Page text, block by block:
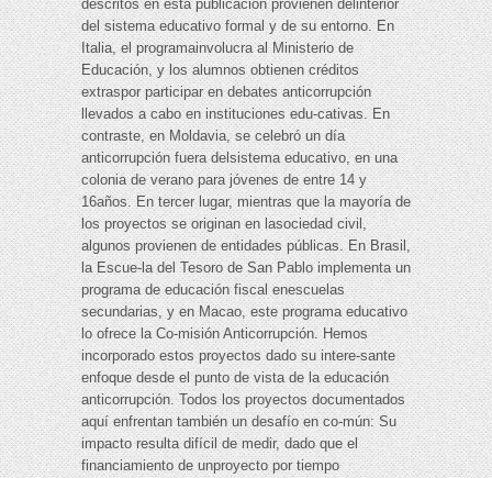
descritos en esta publicación provienen delinterior
del sistema educativo formal y de su entorno. En
Italia, el programainvolucra al Ministerio de
Educación, y los alumnos obtienen créditos
extraspor participar en debates anticorrupción
llevados a cabo en instituciones edu-cativas. En
contraste, en Moldavia, se celebró un día
anticorrupción fuera delsistema educativo, en una
colonia de verano para jóvenes de entre 14 y
16años. En tercer lugar, mientras que la mayoría de
los proyectos se originan en lasociedad civil,
algunos provienen de entidades públicas. En Brasil,
la Escue-la del Tesoro de San Pablo implementa un
programa de educación fiscal enescuelas
secundarias, y en Macao, este programa educativo
lo ofrece la Co-misión Anticorrupción. Hemos
incorporado estos proyectos dado su intere-sante
enfoque desde el punto de vista de la educación
anticorrupción. Todos los proyectos documentados
aquí enfrentan también un desafío en co-mún: Su
impacto resulta difícil de medir, dado que el
financiamiento de unproyecto por tiempo